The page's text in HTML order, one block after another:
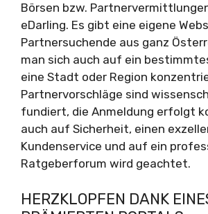
Börsen bzw.
eDarling. Es gibt eine eigene
Partnersuchende aus ganz
man sich auch auf ein
eine Stadt oder Region
Partnervorschläge sind
fundiert, die Anmeldung erfolgt
auch auf Sicherheit, einen
Kundenservice und auf ein
Ratgeberforum wird geachtet.
HERZKLOPFEN DANK